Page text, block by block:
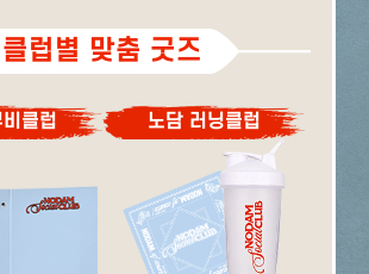
클럽별 맞춤 굿즈
클럽 노담 러닝클럽